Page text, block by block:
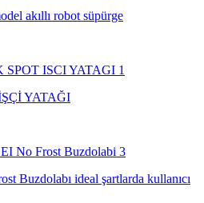
akıllı robot süpürge
YATAĞI
Buzdolabı ideal şartlarda kullanıcı